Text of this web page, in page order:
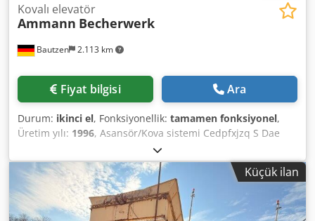
Bautzen 2.113 km
Kovalı elevatör
Ammann Becherwerk
Fiyat bilgisi Ara
Durum: ikinci el, Fonksiyonellik: tamamen fonksiyonel,
Üretim yılı: 1996, Asansör/Kova sistemi Cedpfxjzq S Dae
Alfsrf RC malzemesi taşıma sisteminde kullanım Yükseklik:
26 m
Küçük ilan